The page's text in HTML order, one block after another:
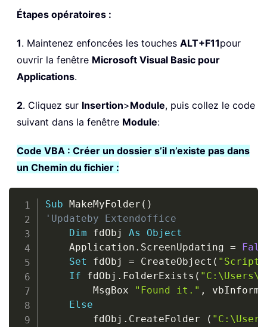
Étapes opératoires :
1. Maintenez enfoncées les touches ALT+F11pour
ouvrir la fenêtre Microsoft Visual Basic pour
Applications.
2. Cliquez sur Insertion>Module, puis collez le code
suivant dans la fenêtre Module:
Code VBA : Créer un dossier s’il n’existe pas dans
un Chemin du fichier :
Sub MakeMyFolder ( )
'Updateby Extendoffice
Dim fdObj As
Object
    Application
. ScreenUpdating =
Set fdObj = CreateObject (
If fdObj . FolderExists (
        MsgBox
"Found it." ,
Else
        fdObj
. CreateFolder (